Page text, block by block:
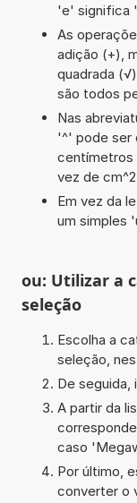
'e' significa
As
adição (+),
quadrada
são todos
Nas
'^' pode ser
centímetros
vez de
Em vez da
um simples
ou: Utilizar a
seleção
Escolha a
seleção,
De seguida,
A partir da
caso '
Por último,
converter o